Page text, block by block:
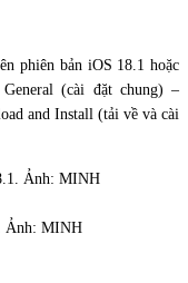
phiên bản iOS 18.1 hoặc
(cài đặt chung) –
and Install (tải về và cài
Ảnh: MINH